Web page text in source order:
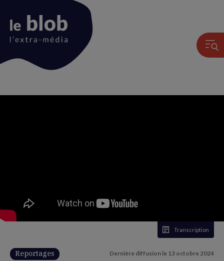
Transcription
Reportages Dernière diffusion le 13 octobre 2024